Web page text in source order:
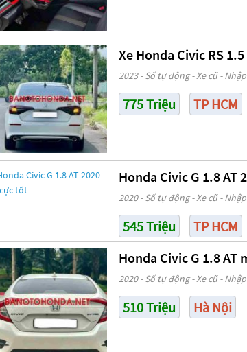
Xe Honda Civic RS
2023 - Số tự động - Xe cũ -
775 Triệu TP HCM
Honda Civic G 1.8 AT
2020 - Số tự động - Xe cũ -
545 Triệu
TP HCM
Honda Civic G 1.8 AT
2020 - Số tự động - Xe cũ -
510 Triệu Hà Nội